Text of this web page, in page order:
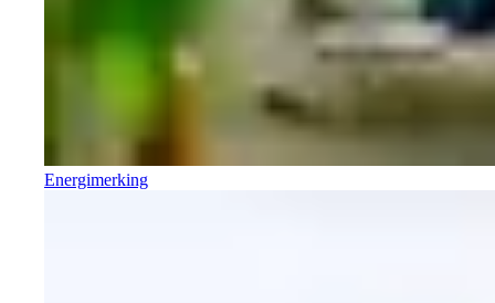
Energimerking